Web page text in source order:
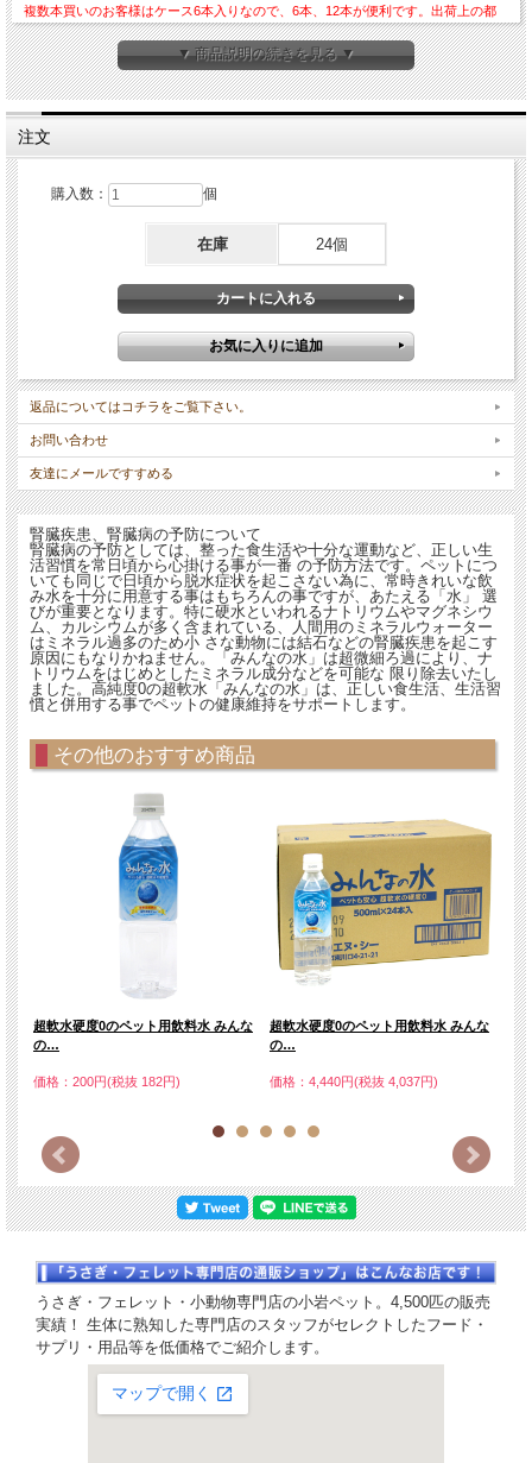
複数本買いのお客様はケース6本入りなので、6本、12本が便利です。出荷上の都
合で、1回のお買い物で24本までとさせていただきます。
【みんなの水5つの安心】
1.硬度0の超軟水だから安心
2.毎日の健康維持のために常に持っておけば安心
暑い日だけでなく寒い日も水分補給は重要。お出掛けの際の水分補給として「みん
なの水」を携帯しておけばいつも安心。
3.もしもの時のために非常用として備えておけば安心
非常用飲料水として保存しておきましょう。
く、光も届かないため細菌も少ない清浄な水である海洋深層水を原料としていま
5.放射能未検出測定水だから安心
「みんなの水」は製造日ロット毎ごとに放射能測定器で測定。ヨウ素131、及びセ
も安心してご使用いただけます。
内容量：2L
メーカー：エヌ・シー
対象ペット：うさぎ・フェレット・モルモット・小動物全般
腎臓疾患、腎臓病の予防について
腎臓病の予防としては、整った食生活や十分な運動など、正しい生活習慣を常日頃
から心掛ける事が一番の予防方法です。ペットについても同じで日頃から脱水症状
が、あたえる「水」選びが重要となります。特に硬水といわれるナトリウムやマグ
ネシウム、カルシウムが多く含まれている、人間用のミネラルウォーターはミネラ
ル過多のため小さな動物には結石などの腎臓疾患を起こす原因にもなりかねませ
ん。「みんなの水」は超微細ろ過により、ナトリウムをはじめとしたミネラル成分
などを可能な限り除去いたしました。高純度0の超軟水「みんなの水」は、正しい
食生活、生活習慣と併用する事でペットの健康維持をサポートします。
▼ 商品説明の続きを見る ▼
注文
購入数： 個
在庫 24個
返品についてはコチラをご覧下さい。
お問い合わせ
友達にメールですすめる
腎臓疾患、腎臓病の予防について
腎臓病の予防としては、整った食生活や十分な運動など、正しい生
活習慣を常日頃から心掛ける事が一番 の予防方法です。ペットにつ
いても同じで日頃から脱水症状を起こさない為に、常時きれいな飲
み水を十分に用意する事はもちろんの事ですが、あたえる「水」 選
びが重要となります。特に硬水といわれるナトリウムやマグネシウ
ム、カルシウムが多く含まれている、人間用のミネラルウォーター
はミネラル過多のため小 さな動物には結石などの腎臓疾患を起こす
原因にもなりかねません。「みんなの水」は超微細ろ過により、ナ
トリウムをはじめとしたミネラル成分などを可能な 限り除去いたし
ました。高純度0の超軟水「みんなの水」は、正しい食生活、生活習
慣と併用する事でペットの健康維持をサポートします。
その他のおすすめ商品
超軟水硬度0のペット用飲料水 みんな
の…
価格：200円(税抜 182円)
超軟水硬度0のペット用飲料水 みんな
の…
価格：4,440円(税抜 4,037円)
魔
価
うさぎ・フェレット・小動物専門店の小岩ペット。4,500匹の販売
実績！ 生体に熟知した専門店のスタッフがセレクトしたフード・
サプリ・用品等を低価格でご紹介します。